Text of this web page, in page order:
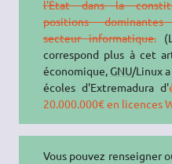
l'État dans la
positions
secteur informatique.
correspond plus à cet
économique,GNU/Linux a
écoles d'Extremadura d'
20.000.000€ en licences
Vous pouvez renseigner